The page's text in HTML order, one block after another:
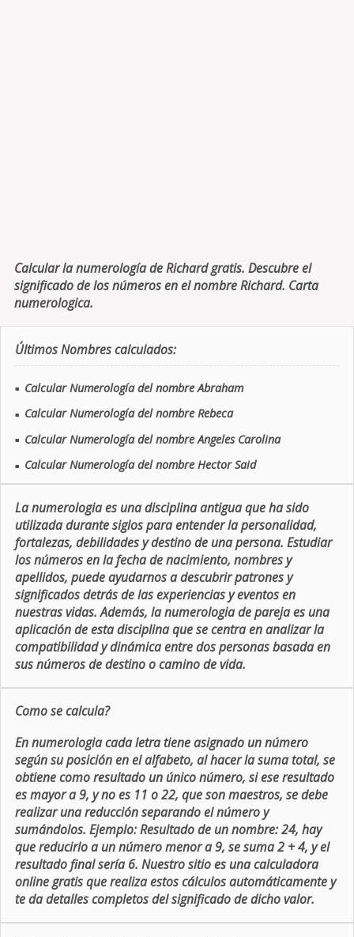
Calcular la numerología de Richard gratis. Descubre el
significado de los números en el nombre Richard. Carta
numerologica.
Últimos Nombres calculados:
■ Calcular Numerología del nombre Abraham
■ Calcular Numerología del nombre Rebeca
■ Calcular Numerología del nombre Angeles Carolina
■ Calcular Numerología del nombre Hector Said
La numerologia es una disciplina antigua que ha sido
utilizada durante siglos para entender la personalidad,
fortalezas, debilidades y destino de una persona. Estudiar
los números en la fecha de nacimiento, nombres y
apellidos, puede ayudarnos a descubrir patrones y
significados detrás de las experiencias y eventos en
nuestras vidas. Además, la numerologia de pareja es una
aplicación de esta disciplina que se centra en analizar la
compatibilidad y dinámica entre dos personas basada en
sus números de destino o camino de vida.
Como se calcula?
En numerologia cada letra tiene asignado un número
según su posición en el alfabeto, al hacer la suma total, se
obtiene como resultado un único número, si ese resultado
es mayor a 9, y no es 11 o 22, que son maestros, se debe
realizar una reducción separando el número y
sumándolos. Ejemplo: Resultado de un nombre: 24, hay
que reducirlo a un número menor a 9, se suma 2 + 4, y el
resultado final sería 6. Nuestro sitio es una calculadora
online gratis que realiza estos cálculos automáticamente y
te da detalles completos del significado de dicho valor.